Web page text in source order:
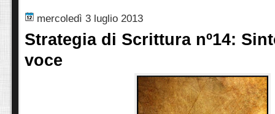
mercoledì 3 luglio 2013
Strategia di Scrittura nº14:
voce